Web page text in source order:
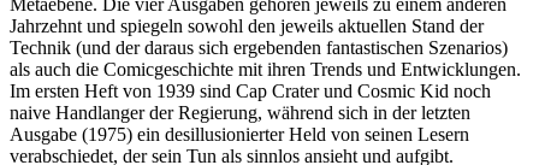
Jahrzehnt und spiegeln sowohl den jeweils aktuellen Stand der
Technik (und der daraus sich ergebenden fantastischen Szenarios)
als auch die Comicgeschichte mit ihren Trends und Entwicklungen.
Im ersten Heft von 1939 sind Cap Crater und Cosmic Kid noch
naive Handlanger der Regierung, während sich in der letzten
Ausgabe (1975) ein desillusionierter Held von seinen Lesern
verabschiedet, der sein Tun als sinnlos ansieht und aufgibt.